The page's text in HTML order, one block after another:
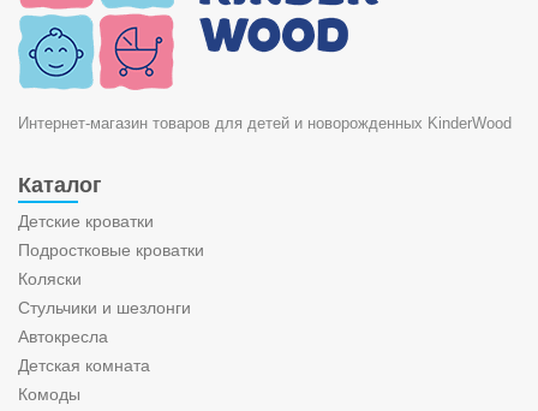
Интернет-магазин товаров для детей и новорожденных KinderWood
Каталог
Детские кроватки
Подростковые кроватки
Коляски
Стульчики и шезлонги
Автокресла
Детская комната
Комоды